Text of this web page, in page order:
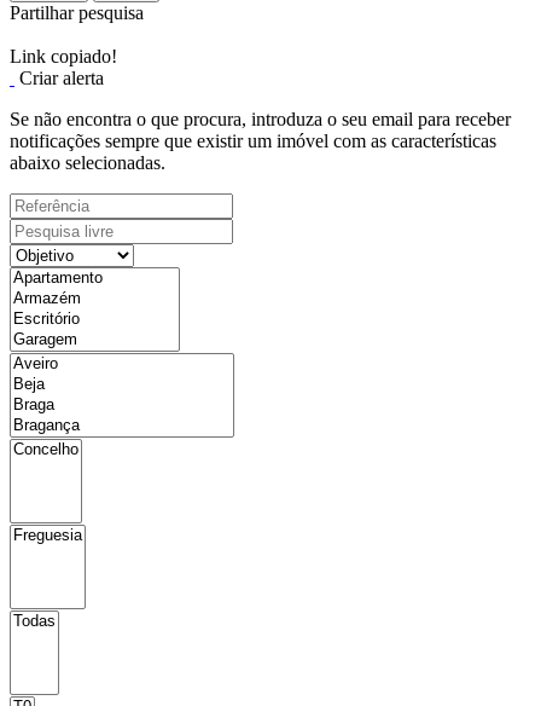
Partilhar pesquisa
Link copiado!
Criar alerta
Se não encontra o que procura, introduza o seu email para receber
notificações sempre que existir um imóvel com as características
abaixo selecionadas.